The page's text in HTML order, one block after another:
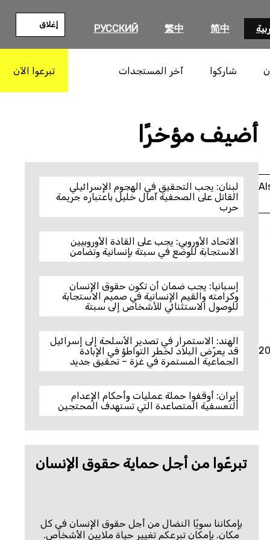
简中
繁中
РУССКИЙ إغلاق
شاركوا آخر المستجدات تبرعوا الآن
أضيف مؤخرًا
لبنان: يجب التحقيق في الهجوم الإسرائيلي
القاتل على الصحفية آمال خليل باعتباره جريمة
حرب
الاتحاد الأوروبي: يجب على القادة الأوروبيين
الاستجابة للوضع في سبتة بإنسانية وتضامن
إسبانيا: يجب ضمان أن تكون حقوق الإنسان
وكرامته والقيم الإنسانية في صميم الاستجابة
للوصول الاستثنائي للأشخاص إلى سبتة
الهند: الاستمرار في تصدير الأسلحة إلى إسرائيل
قد يعرّض البلاد لخطر التواطؤ في الإبادة
الجماعية المستمرة في غزة – تحقيق جديد
إيران: أوقفوا حملة عمليات وأحكام الإعدام
التعسفية المتصاعدة التي تستهدف المحتجين
تبرعّوا من أجل حماية حقوق الإنسان
بإمكاننا سويًا النضال من أجل حقوق الإنسان في كل
مكان. بإمكان تبرعكم تغيير حياة ملايين الأشخاص.